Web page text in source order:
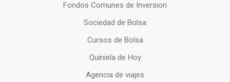
Fondos Comunes de Inversion
Sociedad de Bolsa
Cursos de Bolsa
Quiniela de Hoy
Agencia de viajes